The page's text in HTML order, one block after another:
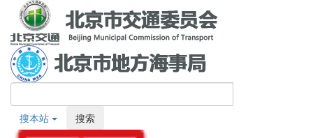
搜本站 搜索